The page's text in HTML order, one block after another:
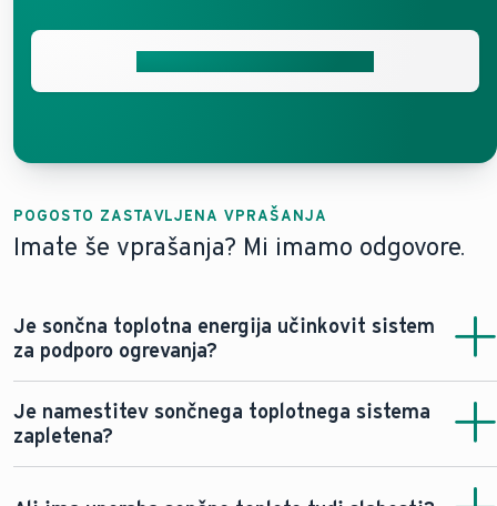
POGOSTO ZASTAVLJENA VPRAŠANJA
Imate še vprašanja? Mi imamo odgovore.
Je sončna toplotna energija učinkovit sistem
za podporo ogrevanja?
vaših ogrevalnih sistemov. Za razliko od fotovoltaike
lahko neposredno segreva vodo s pomočjo sončne
energije in ne proizvaja samo električne energije.
Je namestitev sončnega toplotnega sistema
zapletena?